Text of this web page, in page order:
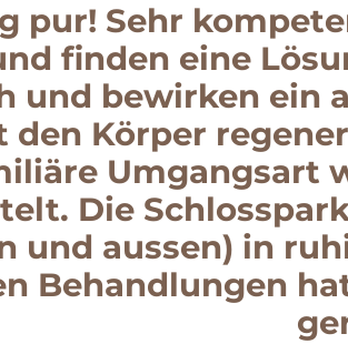
pur! Sehr
finden eine
und bewirken ein
den Körper
Umgangsart
Die
und aussen) in
Behandlungen